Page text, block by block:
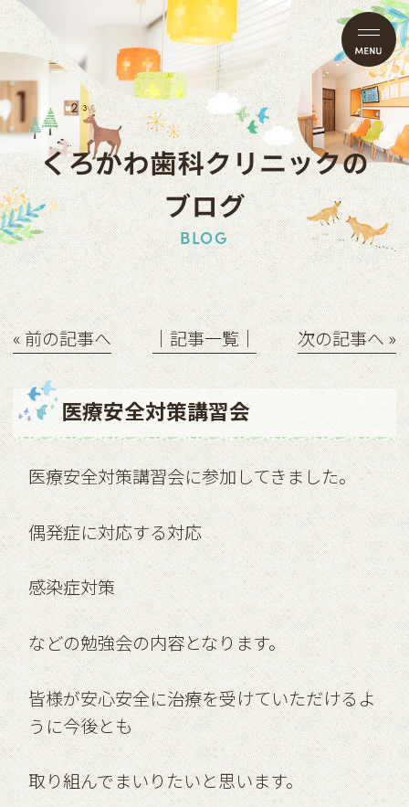
くろかわ歯科クリニックの
ブログ
BLOG
« 前の記事へ │記事一覧│ 次の記事へ »
医療安全対策講習会
医療安全対策講習会に参加してきました。
偶発症に対応する対応
感染症対策
などの勉強会の内容となります。
皆様が安心安全に治療を受けていただけるよ
うに今後とも
取り組んでまいりたいと思います。